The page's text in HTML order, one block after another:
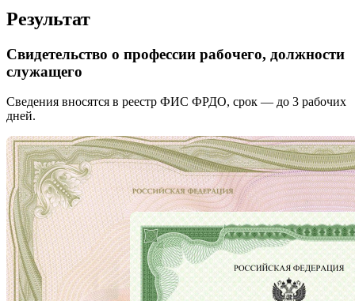
Результат
Свидетельство о профессии рабочего, должности
служащего
Сведения вносятся в реестр ФИС ФРДО, срок — до 3 рабочих
дней.